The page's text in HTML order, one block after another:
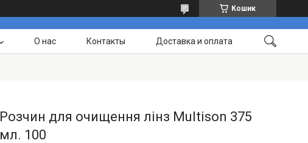
Кошик
О нас Контакты Доставка и оплата
Розчин для очищення лінз Multison 375
мл. 100